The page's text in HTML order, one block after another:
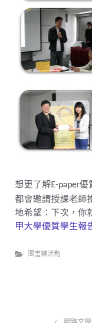
想更了解 E-paper優
都會邀請授課老師
地希望：下次，你
甲大學優質學生報
圖書館活動